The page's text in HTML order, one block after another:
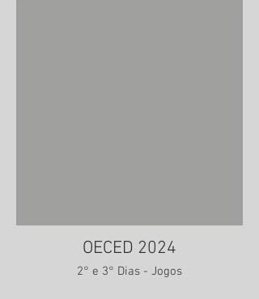
OECED 2024
2° e 3° Dias - Jogos